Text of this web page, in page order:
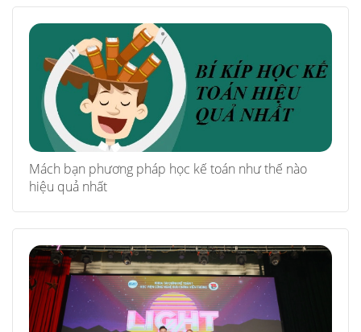
Mách bạn phương pháp học kế toán như thế nào
hiệu quả nhất